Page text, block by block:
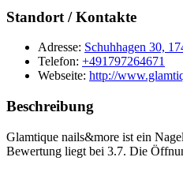
Standort / Kontakte
Adresse: Schuhhagen 30,
Telefon: +491797264671
Webseite: http://
Beschreibung
Glamtique nails&more ist ein
Bewertung liegt bei 3.7. Die